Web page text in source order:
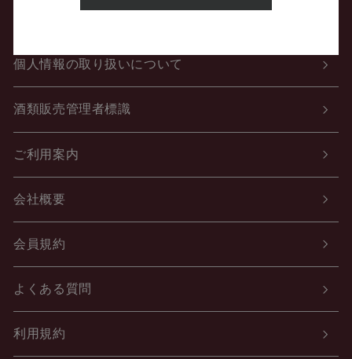
個人情報の取り扱いについて
酒類販売管理者標識
ご利用案内
会社概要
会員規約
よくある質問
利用規約